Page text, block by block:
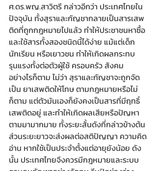
ศ.ดร.พญ.สาวิตรี กล่าวอีกว่า ประเทศไทยใน
ปัจจุบัน ทั้งสุราและกัญชากลายเป็นสารเสพ
ติดที่ถูกกฎหมายไปแล้ว ทำให้ประชาชนหาซื้อ
และใช้สารทั้งสองชนิดนี้ได้ง่าย แม้แต่เด็ก
นักเรียน หรือเยาวชน ทำให้เกิดผลกระทบ
รุนแรงทั้งต่อตัวผู้ใช้ ครอบครัว สังคม
อย่างไรก็ตาม ไม่ว่า สุราและกัญชาจะถูกจัด
เป็น ยาเสพติดให้โทษ ตามกฎหมายหรือไม่
ก็ตาม แต่ตัวมันเองก็ยังคงเป็นสารที่มีฤทธิ์
เสพติดอยู่ และทำให้เกิดผลเสียหรือปัญหา
ตามมามากมาย ทั้งระยะสั้นดังที่กล่าวข้างต้น
ส่วนระยะยาวจะส่งผลต่อสติปัญญา ความคิด
อ่าน หากใช้เป็นประจำตั้งแต่อายุยังน้อย ดัง
นั้น ประเทศไทยจึงควรมีกฎหมายและระบบ